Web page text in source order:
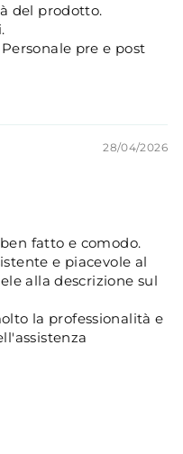
del prodotto.
pre e post
28/04/2026
fatto e comodo.
e piacevole al
alla descrizione sul
la professionalità e